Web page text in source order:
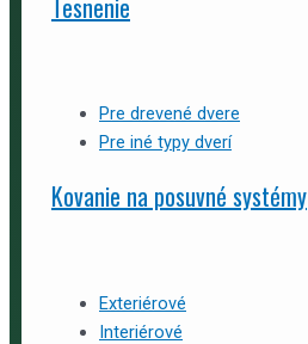
Pre drevené dvere
Pre iné typy dverí
Kovanie na posuvné systémy
Exteriérové
Interiérové